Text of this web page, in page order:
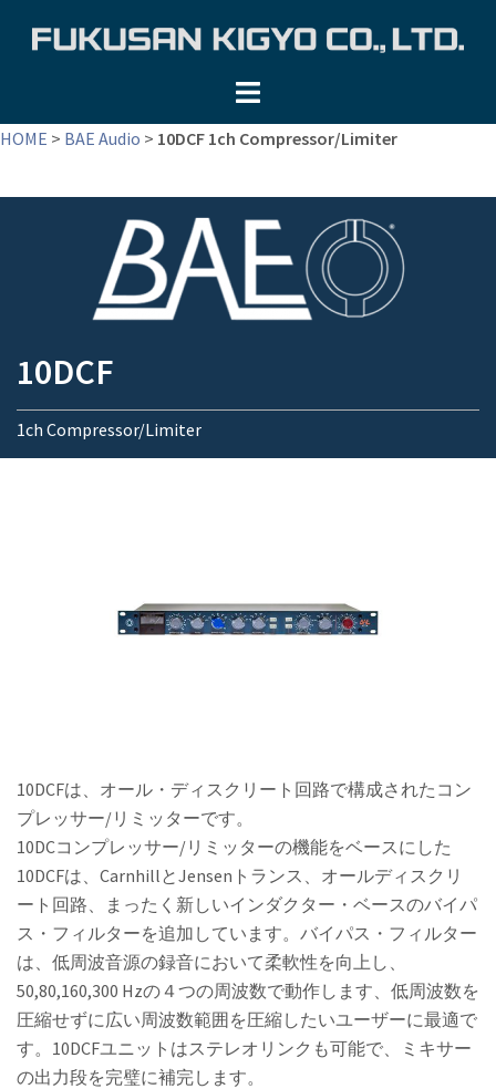
ツ
HOME > BAE Audio > 10DCF 1ch Compressor/Limiter
10DCF
1ch Compressor/Limiter
10DCFは、オール・ディスクリート回路で構成されたコン
プレッサー/リミッターです。
10DCコンプレッサー/リミッターの機能をベースにした
10DCFは、CarnhillとJensenトランス、オールディスクリ
ート回路、まったく新しいインダクター・ベースのバイパ
ス・フィルターを追加しています。バイパス・フィルター
は、低周波音源の録音において柔軟性を向上し、
50,80,160,300 Hzの４つの周波数で動作します、低周波数を
圧縮せずに広い周波数範囲を圧縮したいユーザーに最適で
す。10DCFユニットはステレオリンクも可能で、ミキサー
の出力段を完璧に補完します。